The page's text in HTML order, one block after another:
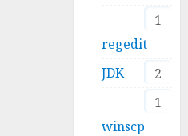
1
regedit
2
JDK
1
winscp